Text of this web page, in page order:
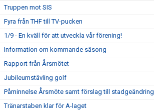
Truppen mot SIS
Fyra från THF till TV-pucken
1/9 - En kväll för att utveckla vår förening!
Information om kommande säsong
Rapport från Årsmötet
Jubileumstävling golf
Påminnelse Årsmöte samt förslag till stadgeändring
Tränarstaben klar för A-laget